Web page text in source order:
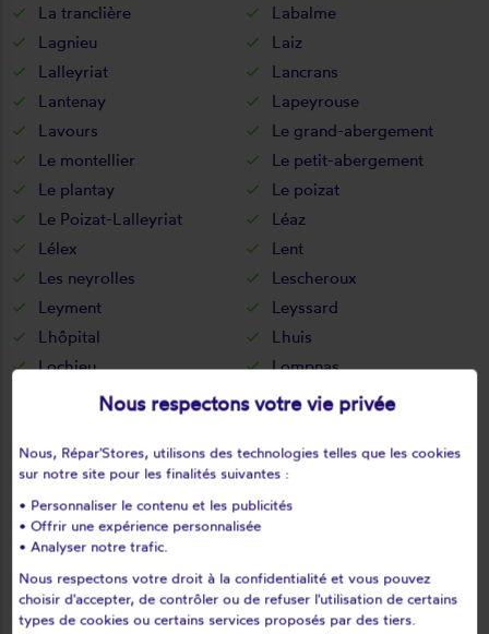
La tranclière
Labalme
Lagnieu
Laiz
Lalleyriat
Lancrans
Lantenay
Lapeyrouse
Lavours
Le grand-abergement
Le montellier
Le petit-abergement
Le plantay
Le poizat
Le Poizat-Lalleyriat
Léaz
Lélex
Lent
Les neyrolles
Lescheroux
Leyment
Leyssard
Lhôpital
Lhuis
Lochieu
Lompnas
Lompnieu
Loyettes
L'abergement-de-varey
Magnieu
Maillat
Malafretaz
Mantenay-montlin
Manziat
Marboz
Marignieu
Marlieux
Marsonnas
Martignat
Nous respectons votre vie privée
Nous, Répar'Stores, utilisons des technologies telles que les cookies
sur notre site pour les finalités suivantes :
• Personnaliser le contenu et les publicités
• Offrir une expérience personnalisée
• Analyser notre trafic.
Nous respectons votre droit à la confidentialité et vous pouvez
choisir d'accepter, de contrôler ou de refuser l'utilisation de certains
types de cookies ou certains services proposés par des tiers.